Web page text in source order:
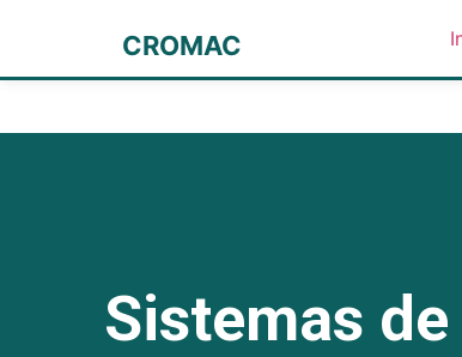
CROMAC
Sistemas